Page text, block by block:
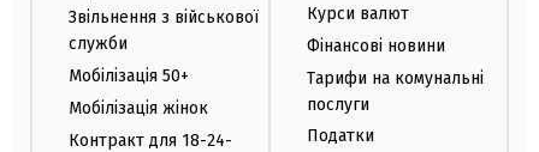
Звільнення з військової
служби
Мобілізація 50+
Мобілізація жінок
Контракт для 18-24-
Курси валют
Фінансові новини
Тарифи на комунальні
послуги
Податки